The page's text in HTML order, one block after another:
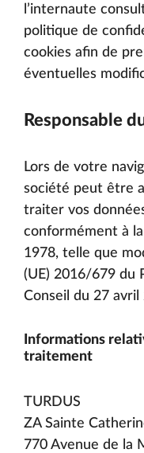
l’internaute
politique de
cookies afin de
éventuelles
Responsable
Lors de votre
société peut être
traiter vos
conformément à
1978, telle que
(UE) 2016/679 du
Conseil du 27 avril
Informations
traitement
TURDUS
ZA Sainte
770 Avenue de la